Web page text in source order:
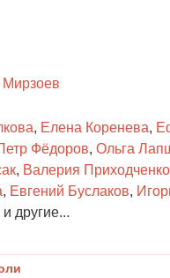
, Елена Коренева,
Фёдоров, Ольга
, Валерия Приходченко
, Евгений Буслаков,
и другие...